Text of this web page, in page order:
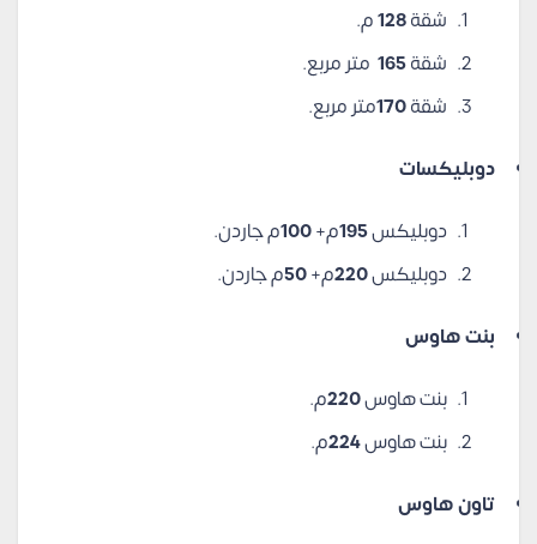
شقة128م.
شقة165 متر مربع.
شقة
متر مربع.
دوبليكسات
دوبليكس195م+
م جاردن.
دوبليكس220م+50م جاردن.
بنت هاوس
بنت هاوس220م.
بنت هاوس224م.
تاون هاوس